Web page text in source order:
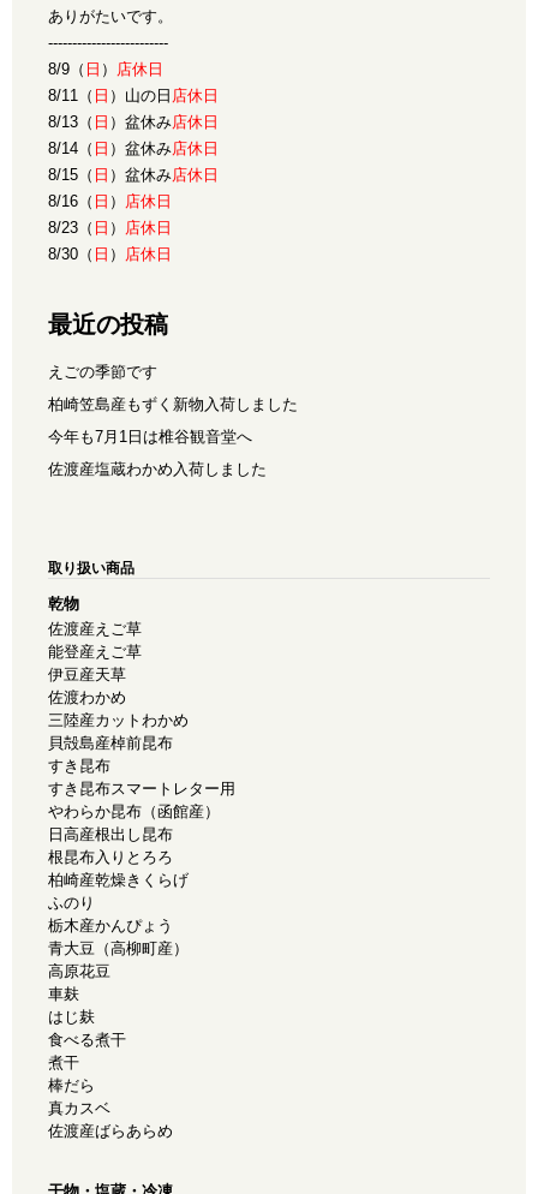
ありがたいです。
-------------------------
8/9（ 日 ）
店休日
8/11（ 日 ）山の日 店休日
8/13（ 日 ）盆休み店休日
8/14（ 日 ）盆休み店休日
8/15（ 日 ）盆休み店休日
8/16（ 日 ）
店休日
8/23（ 日 ）
店休日
8/30（ 日 ） 店休日
最近の投稿
えごの季節です
柏崎笠島産もずく新物入荷しました
今年も7月1日は椎谷観音堂へ
佐渡産塩蔵わかめ入荷しました
取り扱い商品
乾物
佐渡産えご草
能登産えご草
伊豆産天草
佐渡わかめ
三陸産カットわかめ
貝殻島産棹前昆布
すき昆布
すき昆布スマートレター用
やわらか昆布（函館産）
日高産根出し昆布
根昆布入りとろろ
柏崎産乾燥きくらげ
ふのり
栃木産かんぴょう
青大豆（高柳町産）
高原花豆
車麸
はじ麸
食べる煮干
煮干
棒だら
真カスベ
佐渡産ばらあらめ